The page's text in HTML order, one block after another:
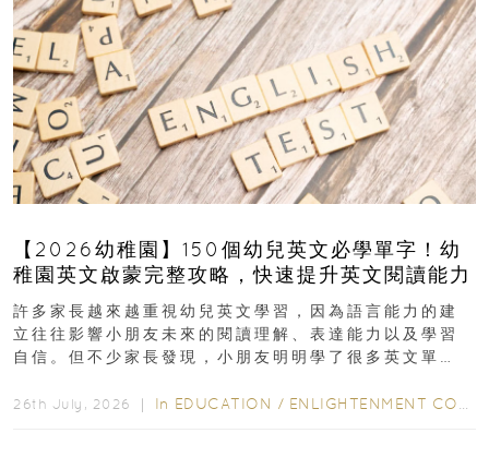
【2026幼稚園】150個幼兒英文必學單字！幼
稚園英文啟蒙完整攻略，快速提升英文閱讀能力
許多家長越來越重視幼兒英文學習，因為語言能力的建
立往往影響小朋友未來的閱讀理解、表達能力以及學習
自信。但不少家長發現，小朋友明明學了很多英文單
26th July, 2026 ｜ In EDUCATION / ENLIGHTENMENT CORNER